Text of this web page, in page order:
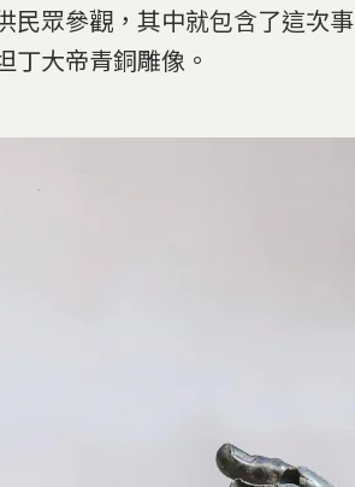
民眾參觀，其中就包含了這次事
大帝青銅雕像。